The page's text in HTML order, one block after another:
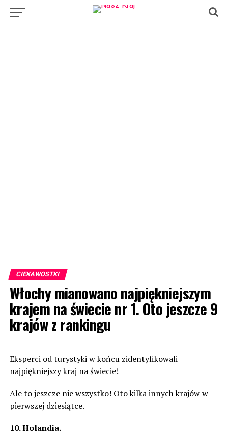
CIEKAWOSTKI
Włochy mianowano najpiękniejszym
krajem na świecie nr 1. Oto jeszcze 9
krajów z rankingu
Eksperci od turystyki w końcu zidentyfikowali
najpiękniejszy kraj na świecie!
Ale to jeszcze nie wszystko! Oto kilka innych krajów w
pierwszej dziesiątce.
10. Holandia.